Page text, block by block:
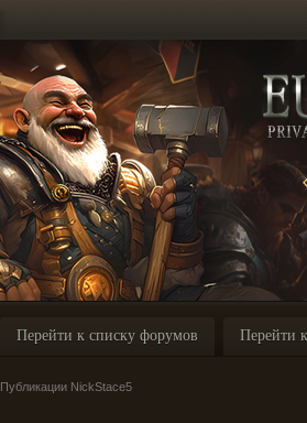
Перейти к списку форумов Перейти
Публикации NickStace5